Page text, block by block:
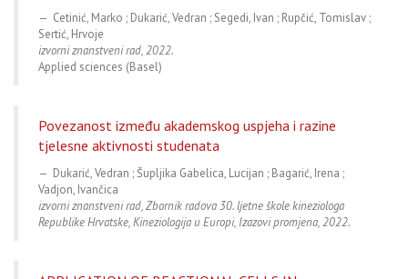
Cetinić, Marko ; Dukarić, Vedran ; Segedi, Ivan ; Rupčić, Tomislav ;
Sertić, Hrvoje
izvorni znanstveni rad, 2022.
Applied sciences (Basel)
Povezanost između akademskog uspjeha i razine
tjelesne aktivnosti studenata
Dukarić, Vedran ; Šupljika Gabelica, Lucijan ; Bagarić, Irena ;
Vadjon, Ivančica
izvorni znanstveni rad, Zbornik radova 30. ljetne škole kineziologa
Republike Hrvatske, Kineziologija u Europi, Izazovi promjena, 2022.